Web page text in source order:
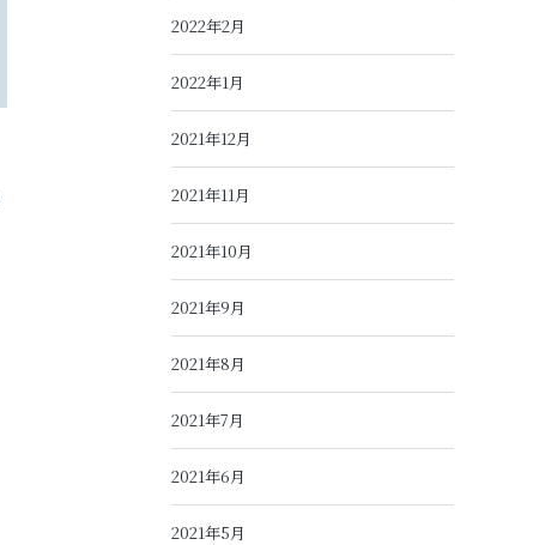
2022年2月
2022年1月
2021年12月
2021年11月
2021年10月
2021年9月
2021年8月
2021年7月
2021年6月
2021年5月